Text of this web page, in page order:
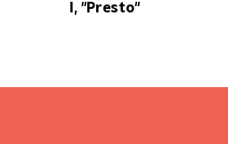
I, "Presto"